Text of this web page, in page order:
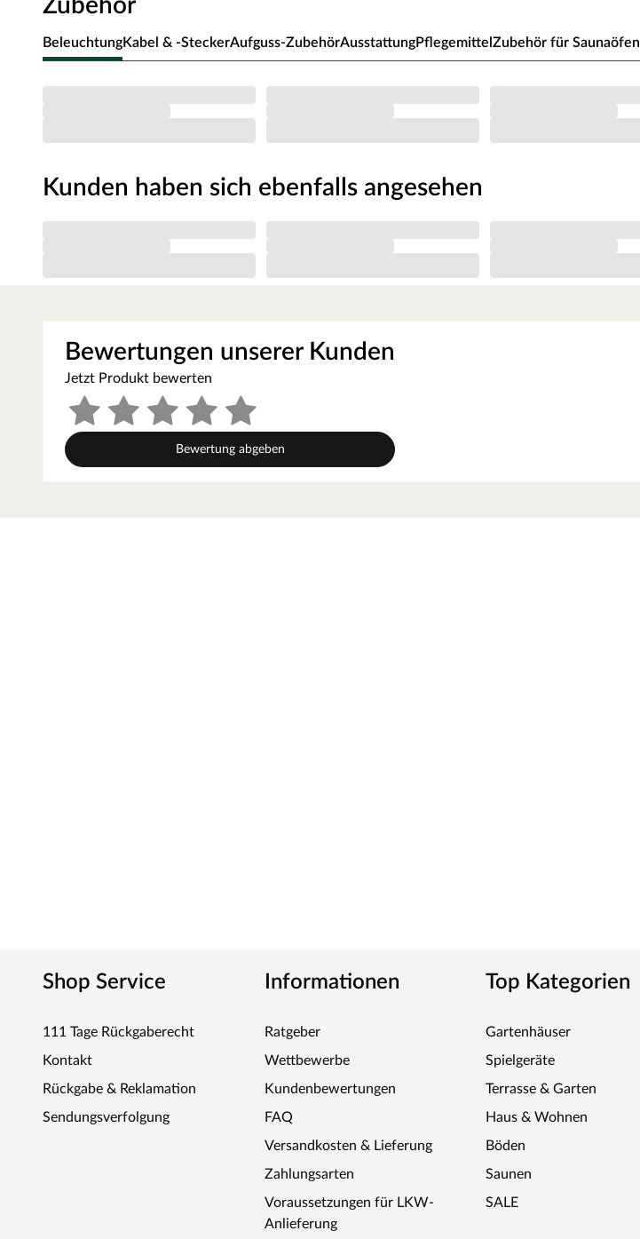
Zubehör
BeleuchtungKabel & -SteckerAufguss-ZubehörAusstattungPflegemittel Zubehör für Saunaöfen
Kunden haben sich ebenfalls angesehen
Bewertungen unserer Kunden
Jetzt Produkt bewerten
Bewertung abgeben
Shop Service
111 Tage Rückgaberecht
Kontakt
Rückgabe & Reklamation
Sendungsverfolgung
Informationen
Ratgeber
Wettbewerbe
Kundenbewertungen
FAQ
Versandkosten & Lieferung
Zahlungsarten
Voraussetzungen für LKW-
Anlieferung
Top Kategorien
Gartenhäuser
Spielgeräte
Terrasse & Garten
Haus & Wohnen
Böden
Saunen
SALE